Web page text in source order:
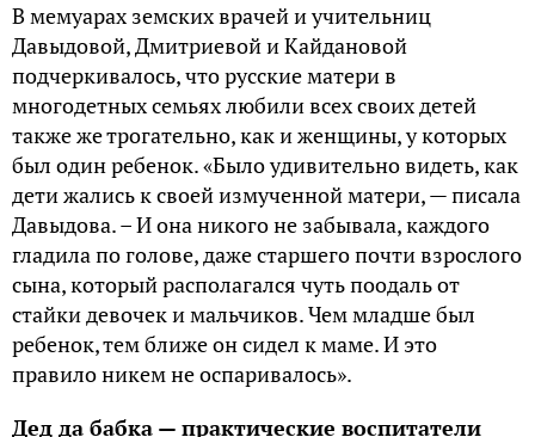
В мемуарах земских врачей и учительниц
Давыдовой, Дмитриевой и Кайдановой
подчеркивалось, что русские матери в
многодетных семьях любили всех своих детей
также же трогательно, как и женщины, у которых
был один ребенок. «Было удивительно видеть, как
дети жались к своей измученной матери, — писала
Давыдова. – И она никого не забывала, каждого
гладила по голове, даже старшего почти взрослого
сына, который располагался чуть поодаль от
стайки девочек и мальчиков. Чем младше был
ребенок, тем ближе он сидел к маме. И это
правило никем не оспаривалось».
Дед да бабка — практические воспитатели